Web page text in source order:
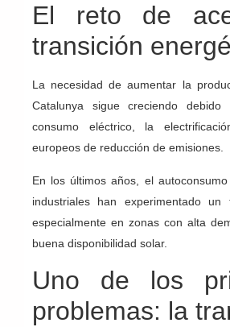
El reto de
transición
La necesidad de aumentar la
Catalunya sigue creciendo
consumo eléctrico, la
europeos de reducción de emisiones.
En los últimos años, el
industriales han experimentado un
especialmente en zonas con alta
buena disponibilidad solar.
Uno de los
problemas: la